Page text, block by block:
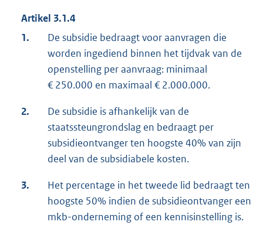
Artikel 3.1.4
1.
De subsidie bedraagt voor aanvragen die
worden ingediend binnen het tijdvak van de
openstelling per aanvraag: minimaal
€ 250.000 en maximaal € 2.000.000.
2.
De subsidie is afhankelijk van de
staatssteungrondslag en bedraagt per
subsidieontvanger ten hoogste 40% van zijn
deel van de subsidiabele kosten.
3.
Het percentage in het tweede lid bedraagt ten
hoogste 50% indien de subsidieontvanger een
mkb-onderneming of een kennisinstelling is.